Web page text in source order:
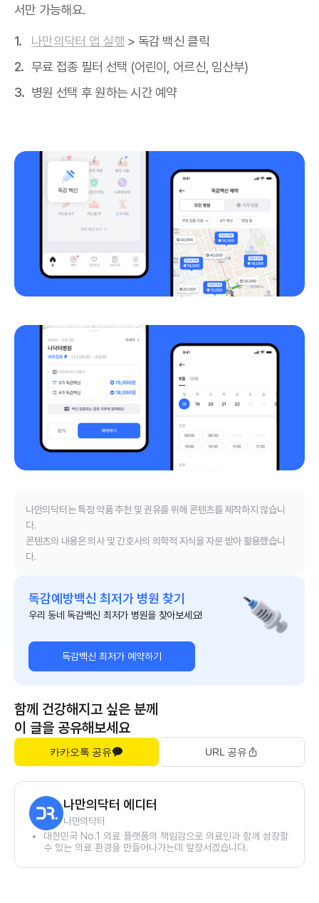
서만 가능해요.
나만의닥터 앱 실행 > 독감 백신 클릭
무료 접종 필터 선택 (어린이, 어르신, 임산부)
병원 선택 후 원하는 시간 예약
나만의닥터는 특정 약품 추천 및 권유를 위해 콘텐츠를 제작하지 않습니
다.
콘텐츠의 내용은 의사 및 간호사의 의학적 지식을 자문 받아 활용했습니
다.
독감예방백신 최저가 병원 찾기
우리 동네 독감백신 최저가 병원을 찾아보세요!
독감백신 최저가 예약하기
함께 건강해지고 싶은 분께
이 글을 공유해보세요
카카오톡 공유 URL 공유
나만의닥터 에디터
나만의닥터
대한민국 No.1 의료 플랫폼의 책임감으로 의료인과 함께 성장할
수 있는 의료 환경을 만들어나가는데 앞장서겠습니다.